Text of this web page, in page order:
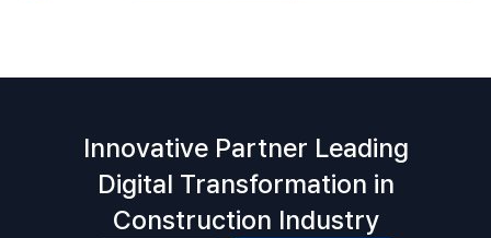
Innovative Partner Leading
Digital Transformation in
Construction Industry